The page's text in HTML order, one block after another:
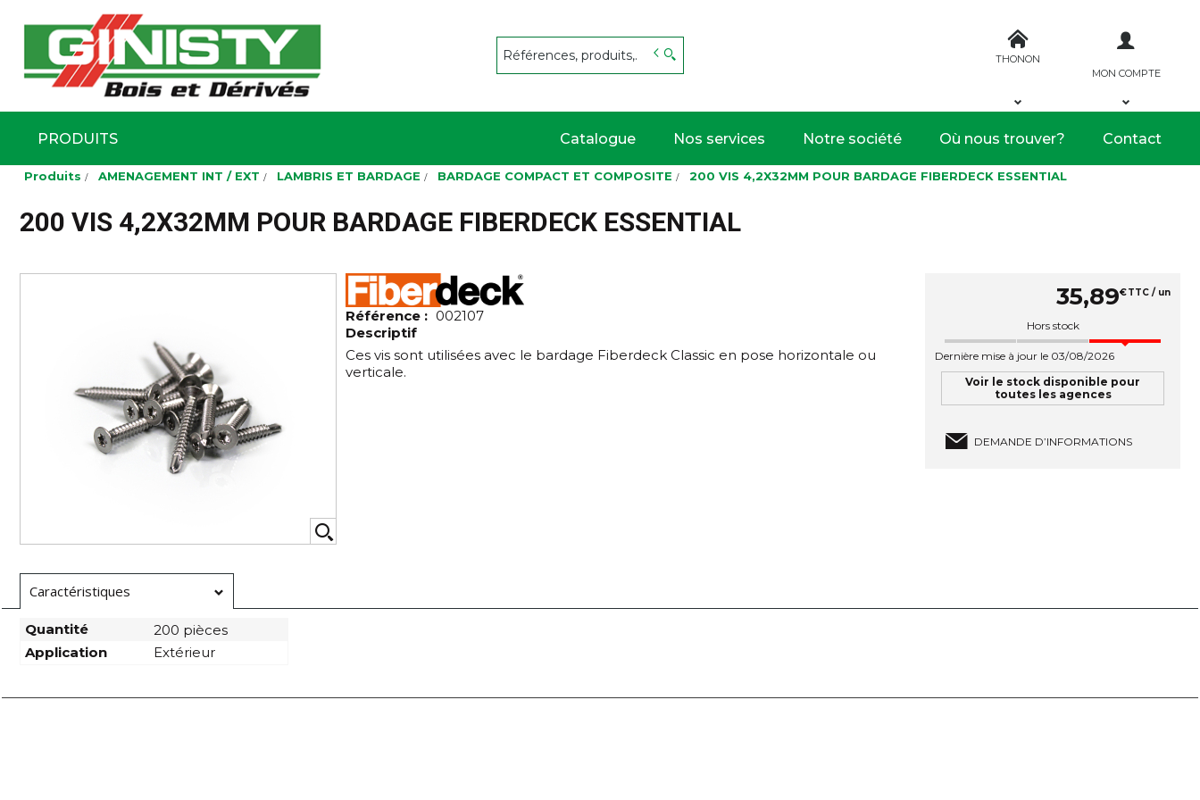
Aller
principal
THONON
MON COMPTE
PRODUITS Catalogue Nos services Notre société Où nous trouver? Contact
Produits AMENAGEMENT INT / EXT LAMBRIS ET BARDAGE BARDAGE COMPACT ET COMPOSITE 200 VIS 4,2X32MM POUR BARDAGE FIBERDECK ESSENTIAL
200 VIS 4,2X32MM POUR BARDAGE FIBERDECK ESSENTIAL
Référence : 002107
Descriptif
Ces vis sont utilisées avec le bardage Fiberdeck Classic en pose horizontale ou
verticale.
35,89€TTC / un
Hors stock
Dernière mise à jour le 03/08/2026
Voir le stock disponible pour
toutes les agences
DEMANDE D’INFORMATIONS
Caractéristiques
Quantité
200 pièces
Application
Extérieur